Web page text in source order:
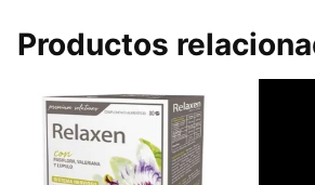
Productos